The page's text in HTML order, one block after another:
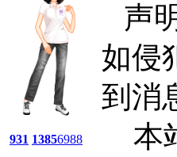
931 13856988
声
如侵
到消
本